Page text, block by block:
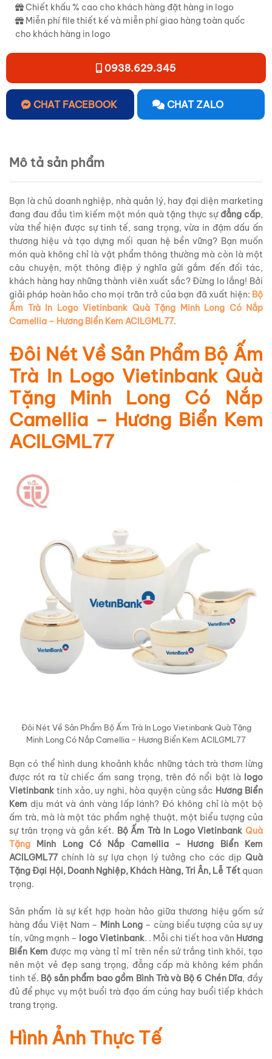
Chiết khấu % cao cho khách hàng đặt hàng in logo
Miễn phí file thiết kế và miễn phí giao hàng toàn quốc
cho khách hàng in logo
0938.629.345
CHAT FACEBOOK CHAT ZALO
Mô tả sản phẩm
Bạn là chủ doanh nghiệp, nhà quản lý, hay đại diện marketing
đang đau đầu tìm kiếm một món quà tặng thực sự đẳng cấp,
vừa thể hiện được sự tinh tế, sang trọng, vừa in đậm dấu ấn
thương hiệu và tạo dựng mối quan hệ bền vững? Bạn muốn
món quà không chỉ là vật phẩm thông thường mà còn là một
câu chuyện, một thông điệp ý nghĩa gửi gắm đến đối tác,
khách hàng hay những thành viên xuất sắc? Đừng lo lắng! Bởi
giải pháp hoàn hảo cho mọi trăn trở của bạn đã xuất hiện: Bộ
Ấm Trà In Logo Vietinbank Quà Tặng Minh Long Có Nắp
Camellia – Hương Biển Kem ACILGML77.
Đôi Nét Về Sản Phẩm Bộ Ấm
Trà In Logo Vietinbank Quà
Tặng Minh Long Có Nắp
Camellia – Hương Biển Kem
ACILGML77
Đôi Nét Về Sản Phẩm Bộ Ấm Trà In Logo Vietinbank Quà Tặng
Minh Long Có Nắp Camellia – Hương Biển Kem ACILGML77
Bạn có thể hình dung khoảnh khắc những tách trà thơm lừng
được rót ra từ chiếc ấm sang trọng, trên đó nổi bật là logo
Vietinbank tinh xảo, uy nghi, hòa quyện cùng sắc Hương Biển
Kem dịu mát và ánh vàng lấp lánh? Đó không chỉ là một bộ
ấm trà, mà là một tác phẩm nghệ thuật, một biểu tượng của
sự trân trọng và gắn kết. Bộ Ấm Trà In Logo Vietinbank Quà
Tặng Minh Long Có Nắp Camellia – Hương Biển Kem
ACILGML77chính là sự lựa chọn lý tưởng cho các dịp Quà
Tặng Đại Hội, Doanh Nghiệp, Khách Hàng, Tri Ân, Lễ Tếtquan
trọng.
Sản phẩm là sự kết hợp hoàn hảo giữa thương hiệu gốm sứ
hàng đầu Việt Nam – Minh Long – cùng biểu tượng của sự uy
tín, vững mạnh – logo Vietinbank. . Mỗi chi tiết hoa văn Hương
Biển Kem được mạ vàng tỉ mỉ trên nền sứ trắng tinh khôi, tạo
nên một vẻ đẹp sang trọng, đẳng cấp mà không kém phần
tinh tế. Bộ sản phẩm bao gồm Bình Trà và Bộ 6 Chén Dĩa, đầy
đủ để phục vụ một buổi trà đạo ấm cúng hay buổi tiếp khách
trang trọng.
Hình Ảnh Thực Tế